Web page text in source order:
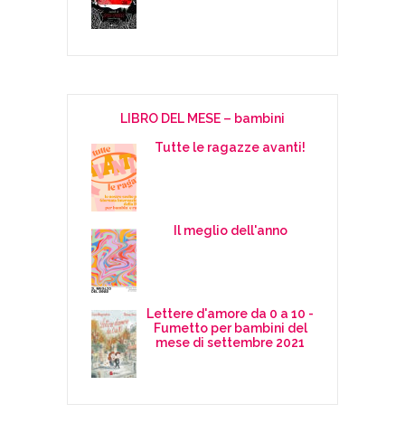
LIBRO DEL MESE – bambini
Tutte le ragazze avanti!
Il meglio dell'anno
Lettere d'amore da 0 a 10 -
Fumetto per bambini del
mese di settembre 2021